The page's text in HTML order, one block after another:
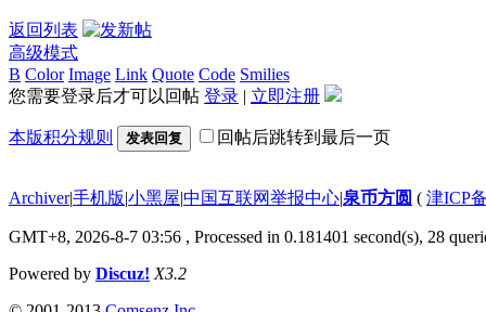
返回列表
高级模式
B Color Image Link Quote Code Smilies
您需要登录后才可以回帖 登录 | 立即注册
本版积分规则 发表回复 回帖后跳转到最后一页
Archiver|手机版|小黑屋|中国互联网举报中心|泉币方圆 ( 津ICP
GMT+8, 2026-8-7 03:56 , Processed in 0.181401 second(s), 28
Powered by Discuz! X3.2